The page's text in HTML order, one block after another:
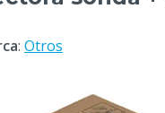
: Otros